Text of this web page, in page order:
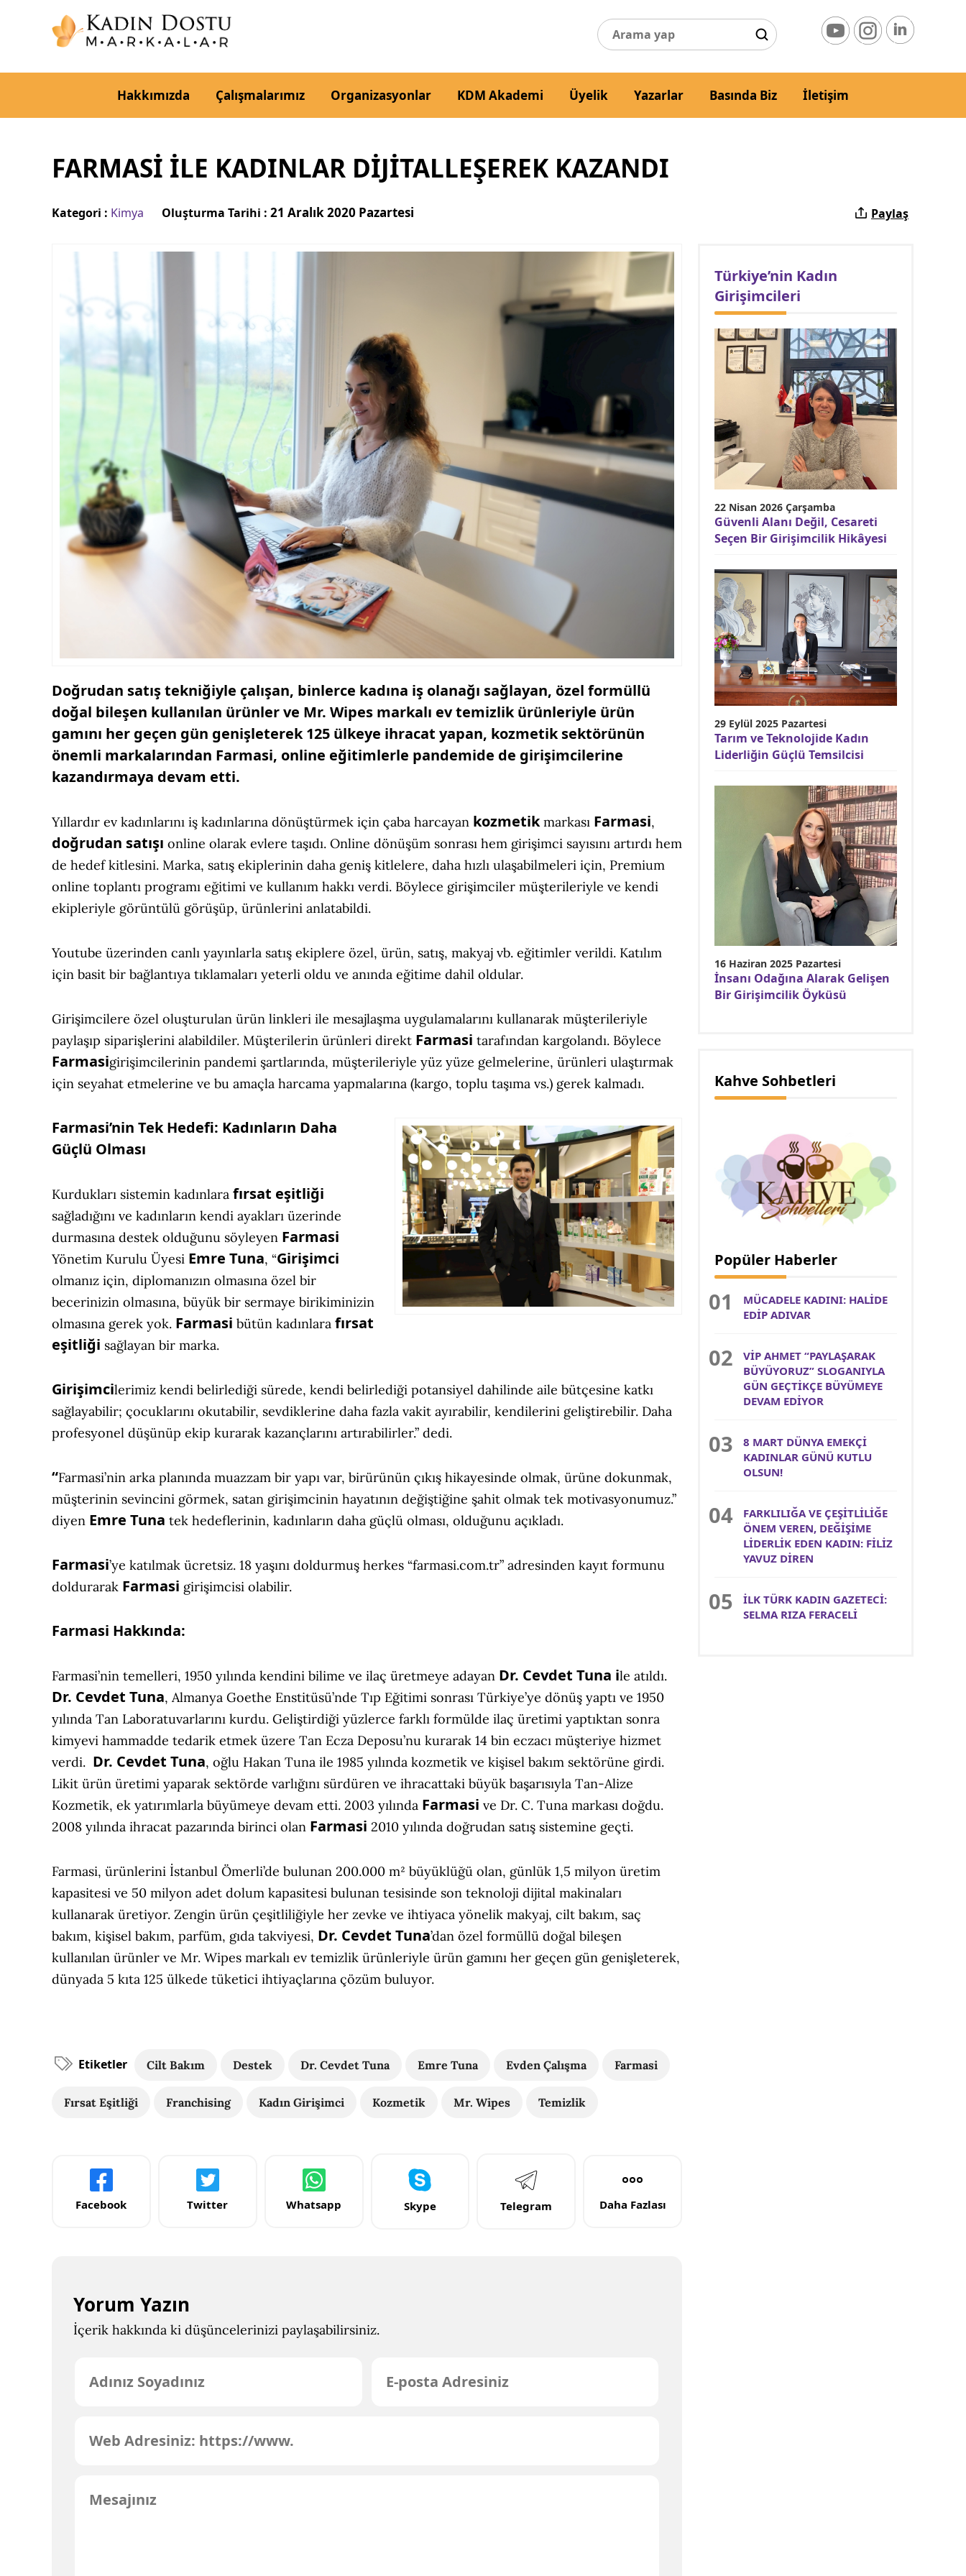
Hakkımızda Çalışmalarımız Organizasyonlar KDM Akademi Üyelik Yazarlar Basında Biz İletişim
FARMASİ İLE KADINLAR DİJİTALLEŞEREK KAZANDI
Kategori : Kimya Oluşturma Tarihi : 21 Aralık 2020 Pazartesi Paylaş
Doğrudan satış tekniğiyle çalışan, binlerce kadına iş olanağı sağlayan, özel formüllü
doğal bileşen kullanılan ürünler ve Mr. Wipes markalı ev temizlik ürünleriyle ürün
gamını her geçen gün genişleterek 125 ülkeye ihracat yapan, kozmetik sektörünün
önemli markalarından Farmasi, online eğitimlerle pandemide de girişimcilerine
kazandırmaya devam etti.
Yıllardır ev kadınlarını iş kadınlarına dönüştürmek için çaba harcayan kozmetikmarkası Farmasi,
doğrudan satışı online olarak evlere taşıdı. Online dönüşüm sonrası hem girişimci sayısını artırdı hem
de hedef kitlesini. Marka, satış ekiplerinin daha geniş kitlelere, daha hızlı ulaşabilmeleri için, Premium
online toplantı programı eğitimi ve kullanım hakkı verdi. Böylece girişimciler müşterileriyle ve kendi
ekipleriyle görüntülü görüşüp, ürünlerini anlatabildi.
Youtube üzerinden canlı yayınlarla satış ekiplere özel, ürün, satış, makyaj vb. eğitimler verildi. Katılım
için basit bir bağlantıya tıklamaları yeterli oldu ve anında eğitime dahil oldular.
Girişimcilere özel oluşturulan ürün linkleri ile mesajlaşma uygulamalarını kullanarak müşterileriyle
paylaşıp siparişlerini alabildiler. Müşterilerin ürünleri direkt Farmasi tarafından kargolandı. Böylece
Farmasigirişimcilerinin pandemi şartlarında, müşterileriyle yüz yüze gelmelerine, ürünleri ulaştırmak
için seyahat etmelerine ve bu amaçla harcama yapmalarına (kargo, toplu taşıma vs.) gerek kalmadı.
Farmasi’nin Tek Hedefi: Kadınların Daha
Güçlü Olması
Kurdukları sistemin kadınlara fırsat eşitliği
sağladığını ve kadınların kendi ayakları üzerinde
durmasına destek olduğunu söyleyen Farmasi
Yönetim Kurulu Üyesi Emre Tuna, “Girişimci
olmanız için, diplomanızın olmasına özel bir
becerinizin olmasına, büyük bir sermaye birikiminizin
olmasına gerek yok. Farmasi bütün kadınlara fırsat
eşitliği sağlayan bir marka.
Girişimcilerimiz kendi belirlediği sürede, kendi belirlediği potansiyel dahilinde aile bütçesine katkı
sağlayabilir; çocuklarını okutabilir, sevdiklerine daha fazla vakit ayırabilir, kendilerini geliştirebilir. Daha
profesyonel düşünüp ekip kurarak kazançlarını artırabilirler.” dedi.
“Farmasi’nin arka planında muazzam bir yapı var, birürünün çıkış hikayesinde olmak, ürüne dokunmak,
müşterinin sevincini görmek, satan girişimcinin hayatının değiştiğine şahit olmak tek motivasyonumuz.”
diyen Emre Tuna tek hedeflerinin, kadınların daha güçlü olması, olduğunu açıkladı.
Farmasi’ye katılmak ücretsiz. 18 yaşını doldurmuş herkes “farmasi.com.tr” adresinden kayıt formunu
doldurarak Farmasi girişimcisi olabilir.
Farmasi Hakkında:
Farmasi’nin temelleri, 1950 yılında kendini bilime ve ilaç üretmeye adayan Dr. Cevdet Tuna ile atıldı.
Dr. Cevdet Tuna, Almanya Goethe Enstitüsü’nde Tıp Eğitimi sonrası Türkiye’ye dönüş yaptı ve 1950
yılında Tan Laboratuvarlarını kurdu. Geliştirdiği yüzlerce farklı formülde ilaç üretimi yaptıktan sonra
kimyevi hammadde tedarik etmek üzere Tan Ecza Deposu’nu kurarak 14 bin eczacı müşteriye hizmet
verdi. Dr. Cevdet Tuna, oğlu Hakan Tuna ile 1985 yılında kozmetik ve kişisel bakım sektörüne girdi.
Likit ürün üretimi yaparak sektörde varlığını sürdüren ve ihracattaki büyük başarısıyla Tan-Alize
Kozmetik, ek yatırımlarla büyümeye devam etti. 2003 yılında Farmasi ve Dr. C. Tuna markası doğdu.
2008 yılında ihracat pazarında birinci olan Farmasi 2010 yılında doğrudan satış sistemine geçti.
Farmasi, ürünlerini İstanbul Ömerli’de bulunan 200.000 m² büyüklüğü olan, günlük 1,5 milyon üretim
kapasitesi ve 50 milyon adet dolum kapasitesi bulunan tesisinde son teknoloji dijital makinaları
kullanarak üretiyor. Zengin ürün çeşitliliğiyle her zevke ve ihtiyaca yönelik makyaj, cilt bakım, saç
bakım, kişisel bakım, parfüm, gıda takviyesi, Dr. Cevdet Tuna’dan özel formüllü doğal bileşen
kullanılan ürünler ve Mr. Wipes markalı ev temizlik ürünleriyle ürün gamını her geçen gün genişleterek,
dünyada 5 kıta 125 ülkede tüketici ihtiyaçlarına çözüm buluyor.
Etiketler Cilt Bakım Destek Dr. Cevdet Tuna Emre Tuna Evden Çalışma Farmasi
Fırsat Eşitliği Franchising Kadın Girişimci Kozmetik Mr. Wipes Temizlik
Facebook Twitter Whatsapp Skype Telegram Daha Fazlası
Yorum Yazın
İçerik hakkında ki düşüncelerinizi paylaşabilirsiniz.
Türkiye’nin Kadın
Girişimcileri
22 Nisan 2026 Çarşamba
Güvenli Alanı Değil, Cesareti
Seçen Bir Girişimcilik Hikâyesi
29 Eylül 2025 Pazartesi
Tarım ve Teknolojide Kadın
Liderliğin Güçlü Temsilcisi
16 Haziran 2025 Pazartesi
İnsanı Odağına Alarak Gelişen
Bir Girişimcilik Öyküsü
Kahve Sohbetleri
Popüler Haberler
MÜCADELE KADINI: HALİDE
EDİP ADIVAR
VİP AHMET “PAYLAŞARAK
BÜYÜYORUZ” SLOGANIYLA
GÜN GEÇTİKÇE BÜYÜMEYE
DEVAM EDİYOR
8 MART DÜNYA EMEKÇİ
KADINLAR GÜNÜ KUTLU
OLSUN!
FARKLILIĞA VE ÇEŞİTLİLİĞE
ÖNEM VEREN, DEĞİŞİME
LİDERLİK EDEN KADIN: FİLİZ
YAVUZ DİREN
İLK TÜRK KADIN GAZETECİ:
SELMA RIZA FERACELİ